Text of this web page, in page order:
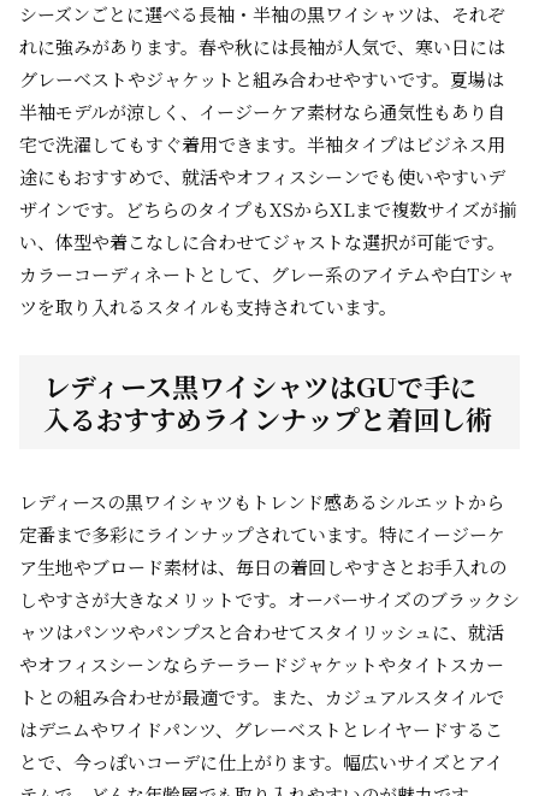
シーズンごとに選べる長袖・半袖の黒ワイシャツは、それぞ
れに強みがあります。春や秋には長袖が人気で、寒い日には
グレーベストやジャケットと組み合わせやすいです。夏場は
半袖モデルが涼しく、イージーケア素材なら通気性もあり自
宅で洗濯してもすぐ着用できます。半袖タイプはビジネス用
途にもおすすめで、就活やオフィスシーンでも使いやすいデ
ザインです。どちらのタイプもXSからXLまで複数サイズが揃
い、体型や着こなしに合わせてジャストな選択が可能です。
カラーコーディネートとして、グレー系のアイテムや白Tシャ
ツを取り入れるスタイルも支持されています。
レディース黒ワイシャツはGUで手に
入るおすすめラインナップと着回し術
レディースの黒ワイシャツもトレンド感あるシルエットから
定番まで多彩にラインナップされています。特にイージーケ
ア生地やブロード素材は、毎日の着回しやすさとお手入れの
しやすさが大きなメリットです。オーバーサイズのブラックシ
ャツはパンツやパンプスと合わせてスタイリッシュに、就活
やオフィスシーンならテーラードジャケットやタイトスカー
トとの組み合わせが最適です。また、カジュアルスタイルで
はデニムやワイドパンツ、グレーベストとレイヤードするこ
とで、今っぽいコーデに仕上がります。幅広いサイズとアイ